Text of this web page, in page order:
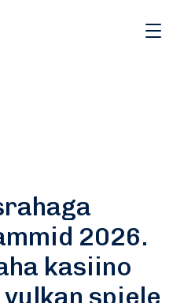
2026.
kasiino
spiele